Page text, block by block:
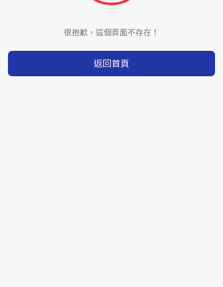
很抱歉，這個頁面不存在！
返回首頁